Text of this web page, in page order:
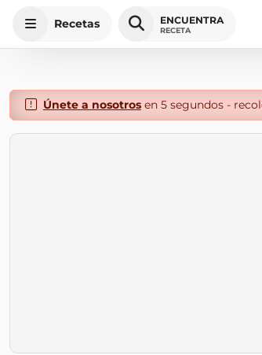
Recetas ENCUENTRA
RECETA
Únete a nosotrosen 5 segundos -